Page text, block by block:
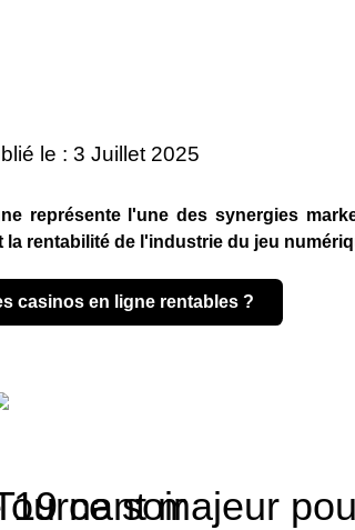
le : 3 Juillet 2025
représente l'une des synergies
rentabilité de l'industrie du jeu
casinos en ligne rentables ?
19 ce soirmajeur